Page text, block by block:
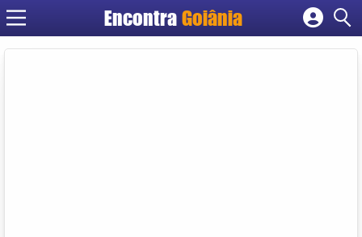
Encontra Goiânia
Cadastrar empresa